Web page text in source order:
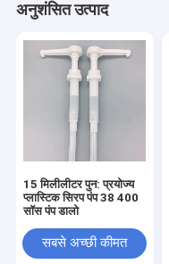
अनुशंसित उत्पाद
15 मिलीलीटर पुन: प्रयोज्य
प्लास्टिक सिरप पंप 38 400
सॉस पंप डालो
सबसे अच्छी कीमत